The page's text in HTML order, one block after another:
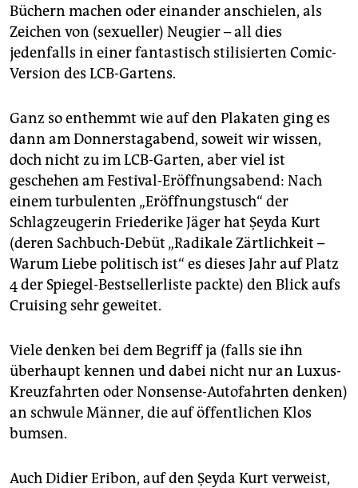
Büchern machen oder einander anschielen, als
Zeichen von (sexueller) Neugier – all dies
jedenfalls in einer fantastisch stilisierten Comic-
Version des LCB-Gartens.
Ganz so enthemmt wie auf den Plakaten ging es
dann am Donnerstagabend, soweit wir wissen,
doch nicht zu im LCB-Garten, aber viel ist
geschehen am Festival-Eröffnungsabend: Nach
einem turbulenten „Eröffnungstusch“ der
Schlagzeugerin Friederike Jäger hat Şeyda Kurt
(deren Sachbuch-Debüt „Radikale Zärtlichkeit –
Warum Liebe politisch ist“ es dieses Jahr auf Platz
4 der Spiegel-Bestsellerliste packte) den Blick aufs
Cruising sehr geweitet.
Viele denken bei dem Begriff ja (falls sie ihn
überhaupt kennen und dabei nicht nur an Luxus-
Kreuzfahrten oder Nonsense-Autofahrten denken)
an schwule Männer, die auf öffentlichen Klos
bumsen.
Auch Didier Eribon, auf den Şeyda Kurt verweist,